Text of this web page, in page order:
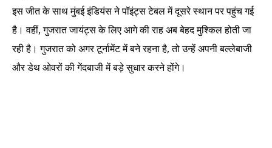
इस जीत के साथ मुंबई इंडियंस ने पॉइंट्स टेबल में दूसरे स्थान पर पहुंच गई
है। वहीं, गुजरात जायंट्स के लिए आगे की राह अब बेहद मुश्किल होती जा
रही है। गुजरात को अगर टूर्नामेंट में बने रहना है, तो उन्हें अपनी बल्लेबाजी
और डेथ ओवरों की गेंदबाजी में बड़े सुधार करने होंगे।